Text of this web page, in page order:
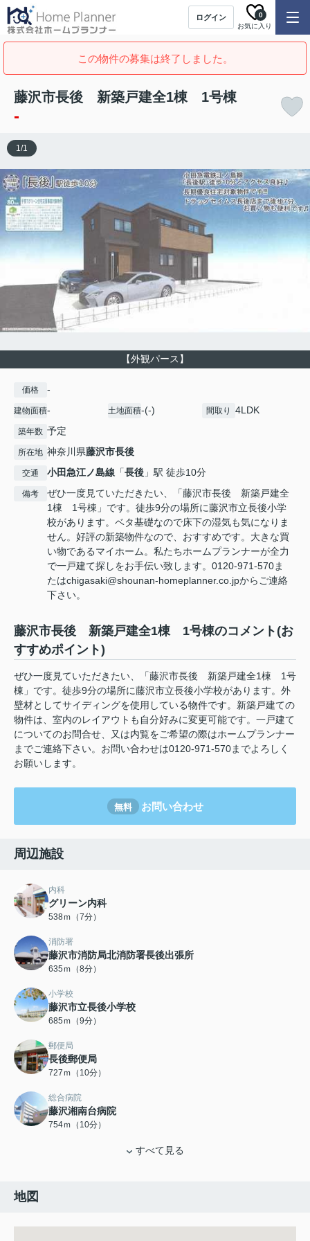
ログイン
お気に入り
0
この物件の募集は終了しました。
藤沢市長後 新築戸建全1棟 1号棟
-
【外観パース】
1/1
価格 -
建物面積- 土地面積-(-) 間取り 4LDK
築年数 予定
所在地 神奈川県藤沢市長後
交通 小田急江ノ島線 「長後 」駅 徒歩10分
備考
ぜひ一度見ていただきたい、「藤沢市長後 新築戸建全
1棟 1号棟」です。徒歩9分の場所に藤沢市立長後小学
校があります。ベタ基礎なので床下の湿気も気になりま
せん。好評の新築物件なので、おすすめです。大きな買
い物であるマイホーム。私たちホームプランナーが全力
で一戸建て探しをお手伝い致します。0120-971-570ま
たはchigasaki@shounan-homeplanner.co.jpからご連絡
下さい。
藤沢市長後 新築戸建全1棟 1号棟のコメント(お
すすめポイント)
ぜひ一度見ていただきたい、「藤沢市長後 新築戸建全1棟 1号
棟」です。徒歩9分の場所に藤沢市立長後小学校があります。外
壁材としてサイディングを使用している物件です。新築戸建ての
物件は、室内のレイアウトも自分好みに変更可能です。一戸建て
についてのお問合せ、又は内覧をご希望の際はホームプランナー
までご連絡下さい。お問い合わせは0120-971-570までよろしく
お願いします。
無料 お問い合わせ
周辺施設
内科
グリーン内科
538ｍ（7分）
消防署
藤沢市消防局北消防署長後出張所
635ｍ（8分）
小学校
藤沢市立長後小学校
685ｍ（9分）
郵便局
長後郵便局
727ｍ（10分）
総合病院
藤沢湘南台病院
754ｍ（10分）
すべて見る
地図